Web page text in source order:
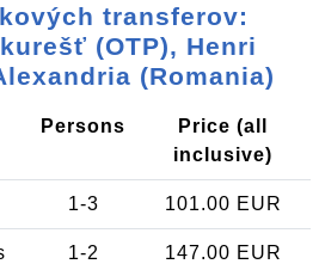
transferov:
(OTP), Henri
(Romania)
Persons
Price (all
inclusive)
1-3 101.00 EUR
1-2 147.00 EUR